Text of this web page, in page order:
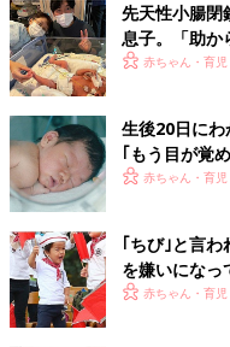
先天性小腸閉
息子。「助か
とも･･･
赤ちゃん・育児
生後20日に
｢もう目が覚
【先天性心疾
赤ちゃん・育児
｢ちび｣と言
を嫌いになっ
ける母【軟骨
赤ちゃん・育児